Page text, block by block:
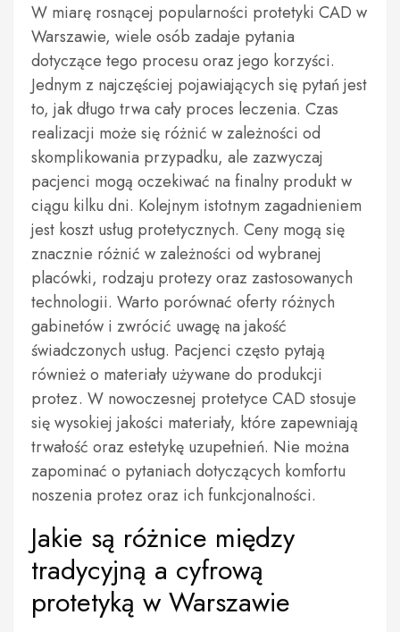
W miarę rosnącej popularności protetyki CAD w
Warszawie, wiele osób zadaje pytania
dotyczące tego procesu oraz jego korzyści.
Jednym z najczęściej pojawiających się pytań jest
to, jak długo trwa cały proces leczenia. Czas
realizacji może się różnić w zależności od
skomplikowania przypadku, ale zazwyczaj
pacjenci mogą oczekiwać na finalny produkt w
ciągu kilku dni. Kolejnym istotnym zagadnieniem
jest koszt usług protetycznych. Ceny mogą się
znacznie różnić w zależności od wybranej
placówki, rodzaju protezy oraz zastosowanych
technologii. Warto porównać oferty różnych
gabinetów i zwrócić uwagę na jakość
świadczonych usług. Pacjenci często pytają
również o materiały używane do produkcji
protez. W nowoczesnej protetyce CAD stosuje
się wysokiej jakości materiały, które zapewniają
trwałość oraz estetykę uzupełnień. Nie można
zapominać o pytaniach dotyczących komfortu
noszenia protez oraz ich funkcjonalności.
Jakie są różnice między
tradycyjną a cyfrową
protetyką w Warszawie